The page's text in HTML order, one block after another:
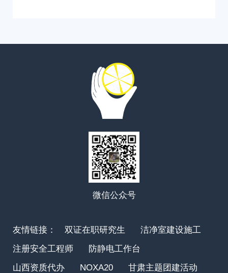
微信公众号
友情链接： 双证在职研究生
洁净室建设施工
注册安全工程师
防静电工作台
山西资质代办
NOXA20
甘肃主题团建活动